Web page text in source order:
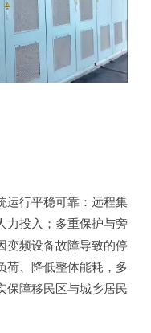
运行平稳可靠：远程集
力投入；多重保护与旁
变频设备故障导致的停
荷、降低整体能耗，多
保障移民区与城乡居民